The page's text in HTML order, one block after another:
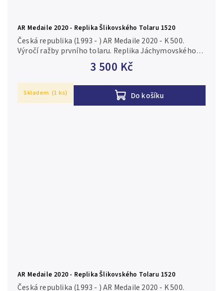
AR Medaile 2020 - Replika Šlikovského Tolaru 1520
3 500 Kč
Do košíku
Česká republika (1993 - ) AR Medaile 2020 - K 500.
Výročí ražby prvního tolaru. Replika Jáchymovského
tolaru Štěpána a Františka s titulem krále Ludvíka
Skladem (1 ks)
AR Medaile 2020 - Replika Šlikovského Tolaru 1520
Česká republika (1993 - ) AR Medaile 2020 - K 500.